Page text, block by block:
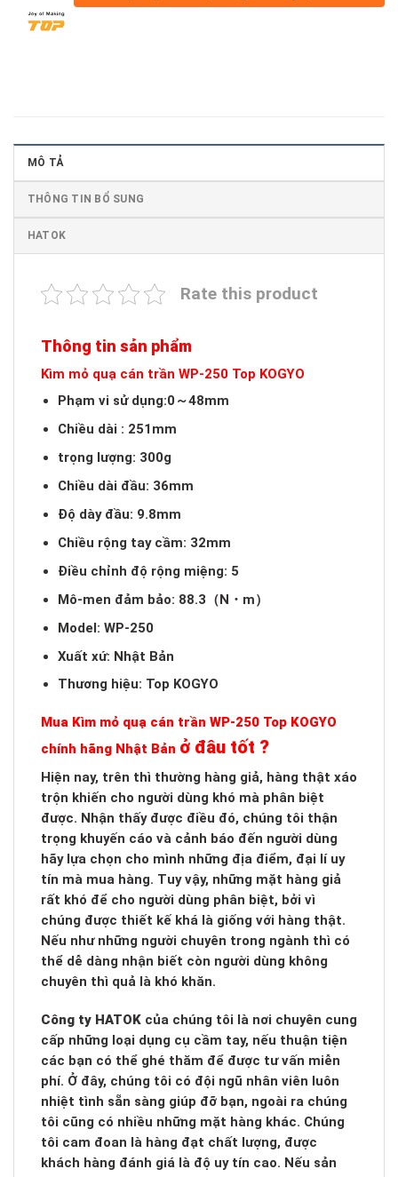
MÔ TẢ
THÔNG TIN BỔ SUNG
HATOK
Rate this product
Thông tin sản phẩm
Kìm mỏ quạ cán trần WP-250 Top KOGYO
Phạm vi sử dụng:0～48mm
Chiều dài : 251mm
trọng lượng: 300g
Chiều dài đầu: 36mm
Độ dày đầu: 9.8mm
Chiều rộng tay cầm: 32mm
Điều chỉnh độ rộng miệng: 5
Mô-men đảm bảo: 88.3（N・m）
Model: WP-250
Xuất xứ: Nhật Bản
Thương hiệu: Top KOGYO
Mua Kìm mỏ quạ cán trần WP-250 Top KOGYO
chính hãng Nhật Bản ở đâu tốt ?
Hiện nay, trên thì thường hàng giả, hàng thật xáo
trộn khiến cho người dùng khó mà phân biệt
được. Nhận thấy được điều đó, chúng tôi thận
trọng khuyến cáo và cảnh báo đến người dùng
hãy lựa chọn cho mình những địa điểm, đại lí uy
tín mà mua hàng. Tuy vậy, những mặt hàng giả
rất khó để cho người dùng phân biệt, bởi vì
chúng được thiết kế khá là giống với hàng thật.
Nếu như những người chuyên trong ngành thì có
thể dễ dàng nhận biết còn người dùng không
chuyên thì quả là khó khăn.
Công ty HATOK của chúng tôi là nơi chuyên cung
cấp những loại dụng cụ cầm tay, nếu thuận tiện
các bạn có thể ghé thăm để được tư vấn miễn
phí. Ở đây, chúng tôi có đội ngũ nhân viên luôn
nhiệt tình sẵn sàng giúp đỡ bạn, ngoài ra chúng
tôi cũng có nhiều những mặt hàng khác. Chúng
tôi cam đoan là hàng đạt chất lượng, được
khách hàng đánh giá là độ uy tín cao. Nếu sản